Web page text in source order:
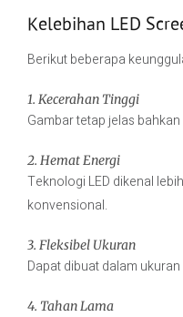
Kelebihan LED
Berikut beberapa
1. Kecerahan Tinggi
Gambar tetap jelas
2. Hemat Energi
Teknologi LED dikenal
konvensional.
3. Fleksibel Ukuran
Dapat dibuat dalam
4. Tahan Lama